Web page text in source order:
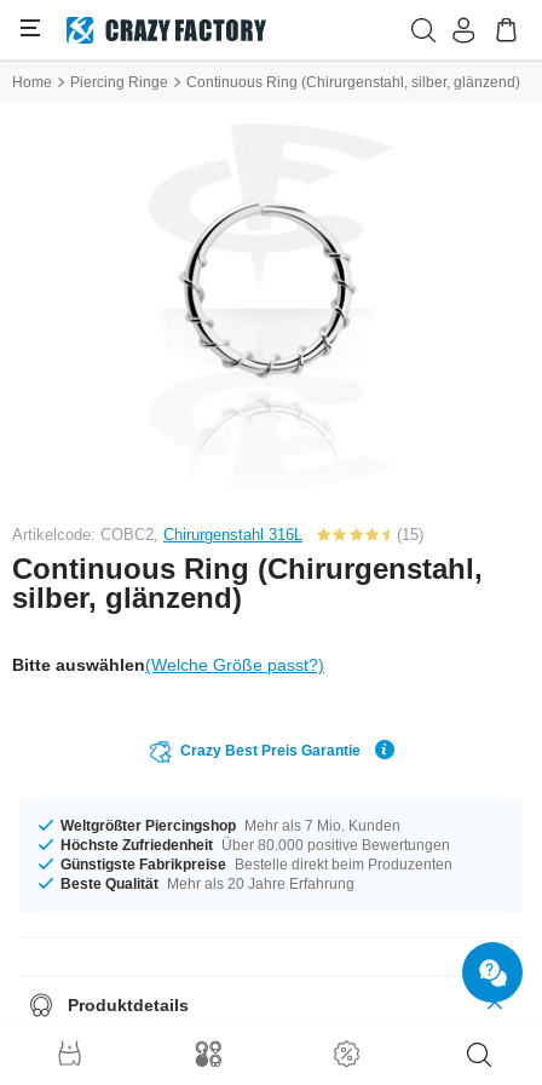
Home Piercing Ringe Continuous Ring (Chirurgenstahl, silber, glänzend)
Artikelcode: COBC2, Chirurgenstahl 316L (15)
Continuous Ring (Chirurgenstahl,
silber, glänzend)
Bitte auswählen(Welche Größe passt?)
Crazy Best Preis Garantie
Weltgrößter Piercingshop Mehr als 7 Mio. Kunden
Höchste Zufriedenheit Über 80.000 positive Bewertungen
Günstigste Fabrikpreise Bestelle direkt beim Produzenten
Beste Qualität Mehr als 20 Jahre Erfahrung
Produktdetails
Ein Produkt für alle Gelegenheiten - erhältlich von 0,8 mm bis 1,6 mm
Materialstärke. Für alle Gelegenheiten - erhältlich von 6 mm bis 12 mm